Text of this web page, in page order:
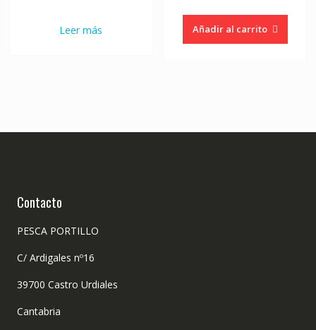
Leer más
original
era:
actual
es:
Añadir al carrito
Contacto
PESCA PORTILLO
C/ Ardigales nº16
39700 Castro Urdiales
Cantabria